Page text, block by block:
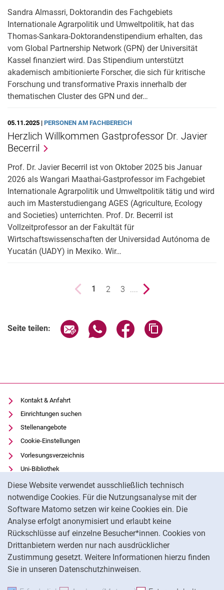
Diese Website verwendet ausschließlich technisch
notwendige Cookies. Für die Nutzungsanalyse mit der
Software Matomo setzen wir keine Cookies ein. Die
Analyse erfolgt anonymisiert und erlaubt keine
Rückschlüsse auf einzelne Besucher*innen. Cookies von
Drittanbietern werden nur nach ausdrücklicher
Zustimmung gesetzt. Weitere Informationen hierzu finden
Sie in unseren Datenschutzhinweisen.
Sandra Almassri, Doktorandin des Fachgebiets
Internationale Agrarpolitik und Umweltpolitik, hat das
Thomas-Sankara-Doktorandenstipendium erhalten, das
vom Global Partnership Network (GPN) der Universität
Kassel finanziert wird. Das Stipendium unterstützt
akademisch ambitionierte Forscher, die sich für kritische
Forschung und transformative Praxis innerhalb der
thematischen Cluster des GPN und der…
05.11.2025 | PERSONEN AM FACHBEREICH
Herzlich Willkommen Gastprofessor Dr. Javier
Becerril
Prof. Dr. Javier Becerril ist von Oktober 2025 bis Januar
2026 als Wangari Maathai-Gastprofessor im Fachgebiet
Internationale Agrarpolitik und Umweltpolitik tätig und wird
auch im Masterstudiengang AGES (Agriculture, Ecology
and Societies) unterrichten. Prof. Dr. Becerril ist
Vollzeitprofessor an der Fakultät für
Wirtschaftswissenschaften der Universidad Autónoma de
Yucatán (UADY) in Mexiko. Wir…
vorherige Seite
1
Seite
2 Seite
3 .... nächste Seite
Seite teilen: Seite über E-Mail teilen
Seite über WhatsApp teilen
Seite über Facebook
Kontakt & Anfahrt
Einrichtungen suchen
Stellenangebote
Cookie-Einstellungen
Vorlesungsverzeichnis
Uni-Bibliothek
Moodle
Panopto
Datenschutz
Barrierefreiheit
Transparenter KI-Einsatz